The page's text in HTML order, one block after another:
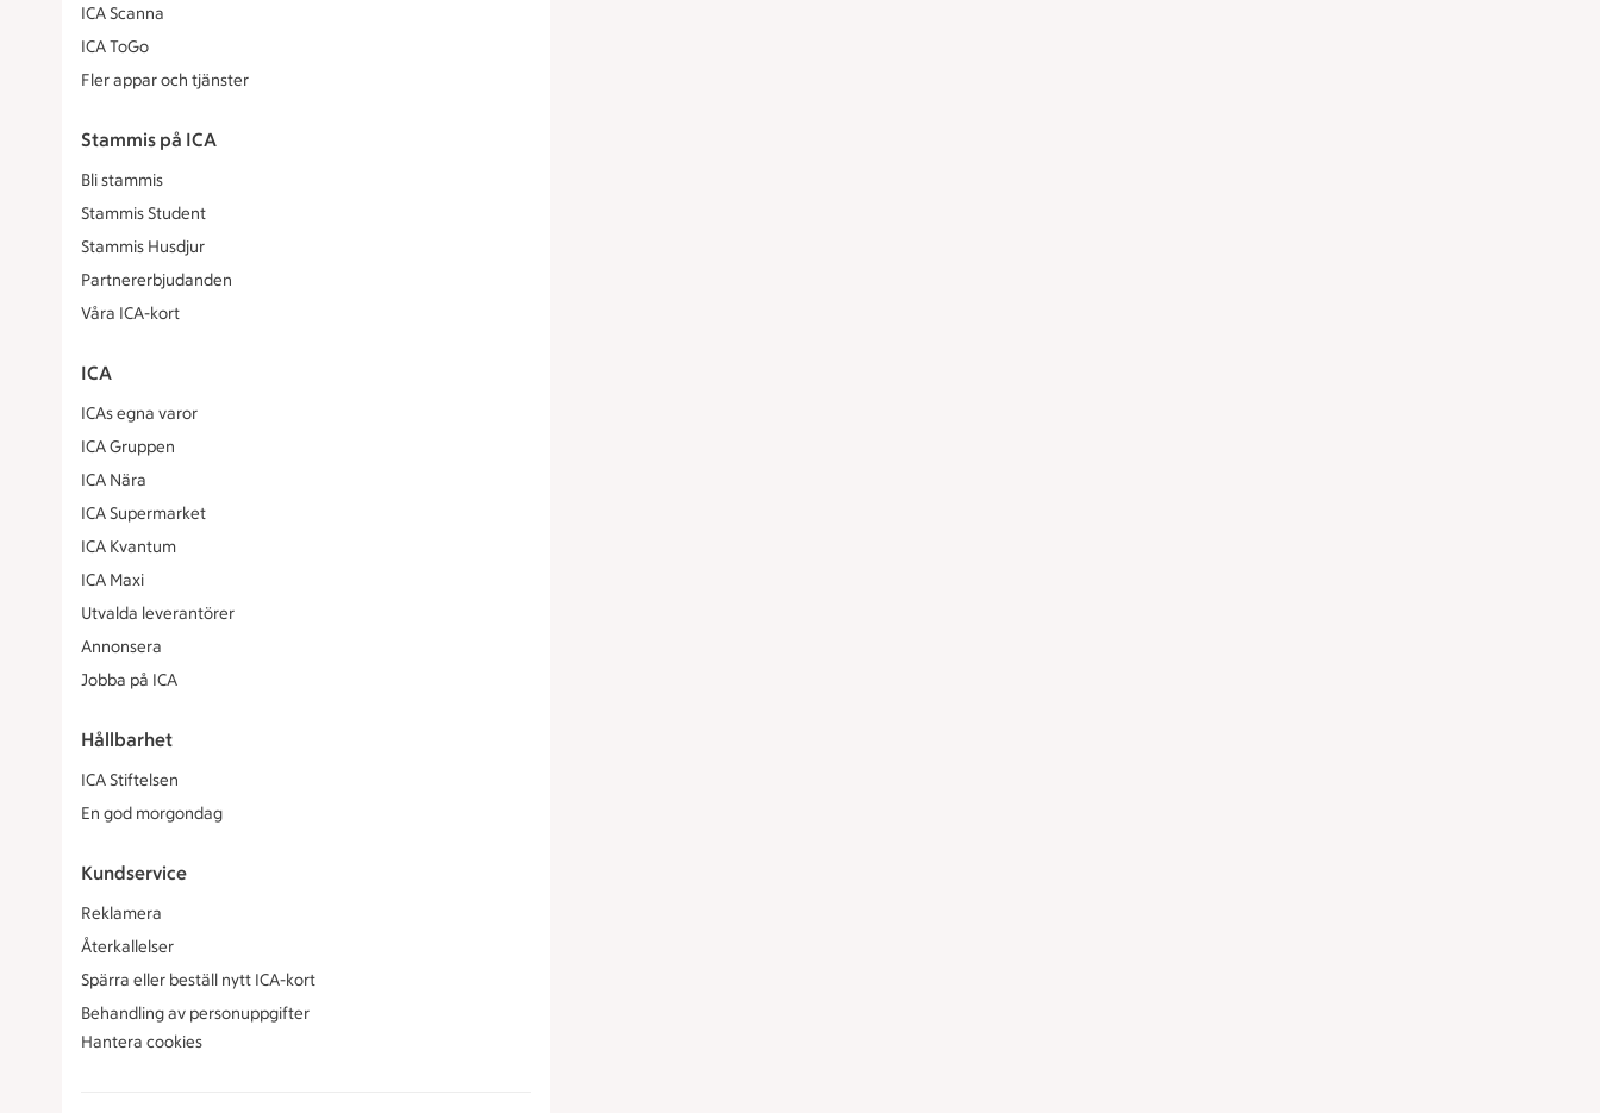
ICA Scanna
ICA ToGo
Fler appar och tjänster
Stammis på ICA
Bli stammis
Stammis Student
Stammis Husdjur
Partnererbjudanden
Våra ICA-kort
ICA
ICAs egna varor
ICA Gruppen
ICA Nära
ICA Supermarket
ICA Kvantum
ICA Maxi
Utvalda leverantörer
Annonsera
Jobba på ICA
Hållbarhet
ICA Stiftelsen
En god morgondag
Kundservice
Reklamera
Återkallelser
Spärra eller beställ nytt ICA-kort
Behandling av personuppgifter
Hantera cookies